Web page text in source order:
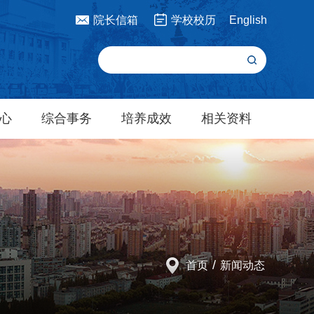
院长信箱 学校校历 English
综合事务 培养成效 相关资料
首页 / 新闻动态